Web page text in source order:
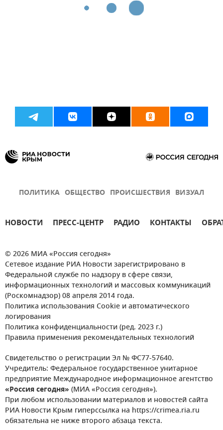
ПОЛИТИКА ОБЩЕСТВО ПРОИСШЕСТВИЯ ВИЗУАЛ
НОВОСТИ ПРЕСС-ЦЕНТР РАДИО КОНТАКТЫ
© 2026 МИА «Россия сегодня»
Сетевое издание РИА Новости зарегистрировано в
Федеральной службе по надзору в сфере связи,
информационных технологий и массовых коммуникаций
(Роскомнадзор) 08 апреля 2014 года.
Политика использования Cookie и автоматического
логирования
Политика конфиденциальности (ред. 2023 г.)
Правила применения рекомендательных технологий
Свидетельство о регистрации Эл № ФС77-57640.
Учредитель: Федеральное государственное унитарное
предприятие Международное информационное агентство
«Россия сегодня» (МИА «Россия сегодня»).
При любом использовании материалов и новостей сайта
РИА Новости Крым гиперссылка на https://crimea.ria.ru
обязательна не ниже второго абзаца текста.